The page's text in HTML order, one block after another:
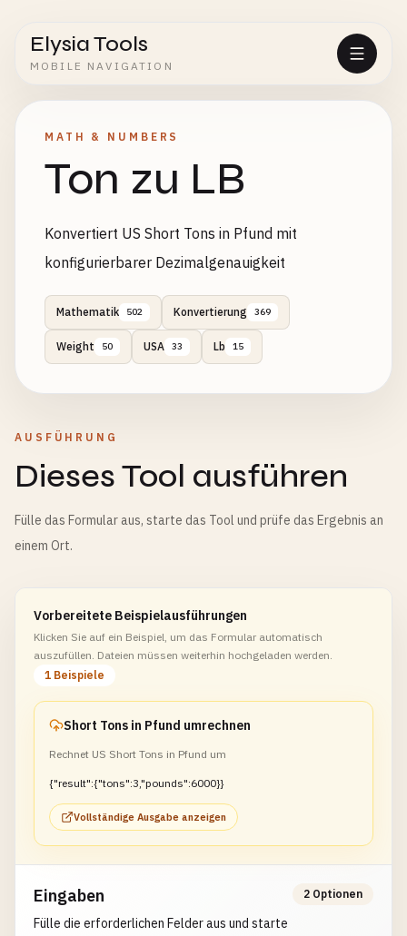
Elysia Tools
MOBILE NAVIGATION
MATH & NUMBERS
Ton zu LB
Konvertiert US Short Tons in Pfund mit
konfigurierbarer Dezimalgenauigkeit
Mathematik 502 Konvertierung 369
Weight 50 USA 33 Lb 15
AUSFÜHRUNG
Dieses Tool ausführen
Fülle das Formular aus, starte das Tool und prüfe das Ergebnis an
einem Ort.
Vorbereitete Beispielausführungen
Klicken Sie auf ein Beispiel, um das Formular automatisch
auszufüllen. Dateien müssen weiterhin hochgeladen werden.
1 Beispiele
Short Tons in Pfund umrechnen
Rechnet US Short Tons in Pfund um
{"result":{"tons":3,"pounds":6000}}
Vollständige Ausgabe anzeigen
Eingaben
Fülle die erforderlichen Felder aus und starte
2 Optionen